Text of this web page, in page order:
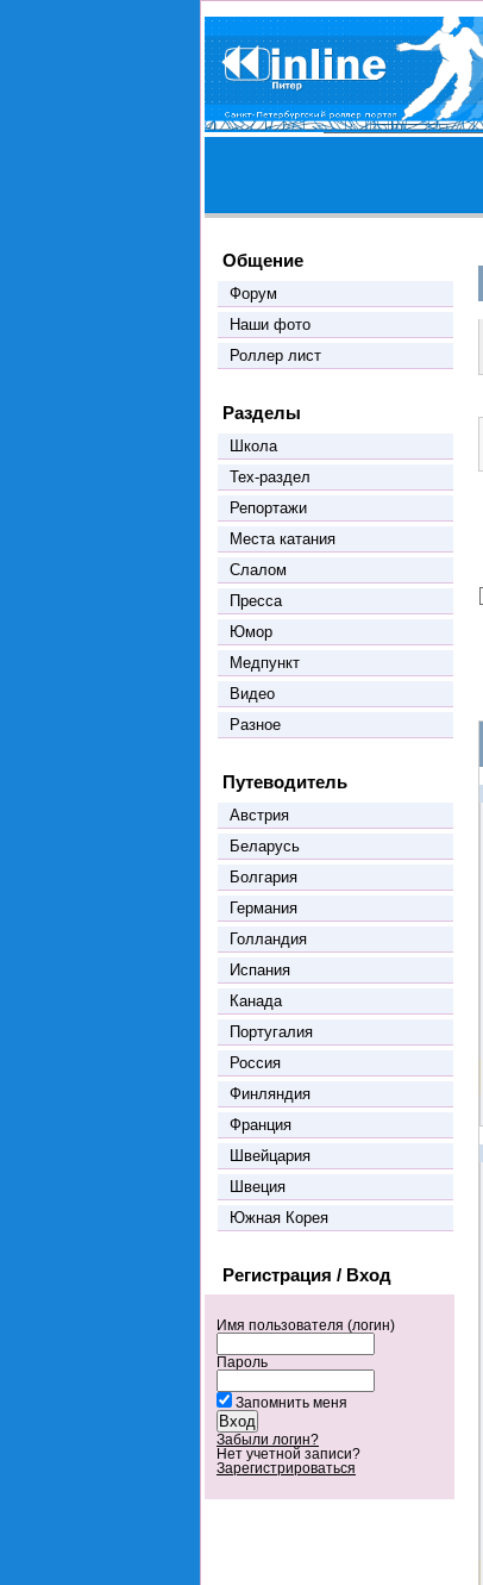
Общение
Форум
Наши фото
Роллер лист
Разделы
Школа
Тех-раздел
Репортажи
Места катания
Слалом
Пресса
Юмор
Медпункт
Видео
Разное
Путеводитель
Австрия
Беларусь
Болгария
Германия
Голландия
Испания
Канада
Португалия
Россия
Финляндия
Франция
Швейцария
Швеция
Южная Корея
Регистрация / Вход
Имя пользователя (логин)
Пароль
Запомнить меня
Забыли логин?
Нет учетной записи?
Зарегистрироваться